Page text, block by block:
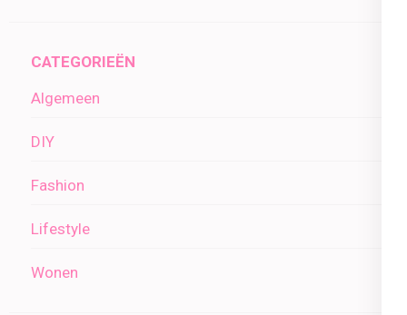
CATEGORIEËN
Algemeen
DIY
Fashion
Lifestyle
Wonen